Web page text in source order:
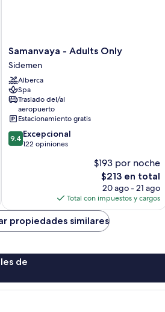
Samanvaya
-
Adults
Only
Sidemen
Samanvaya - Adults Only
Sidemen
Alberca
Spa
Traslado del/al
aeropuerto
Estacionamiento gratis
9.4
de
9.4 Excepcional
122 opiniones
$193 por noche
El
precio
actual
es
de
$213
$213 en total
20 ago - 21 ago
Total con impuestos y cargos
propiedades similares
de